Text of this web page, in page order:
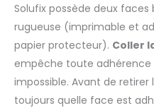
Solufix possède deux
rugueuse (imprimable et
papier protecteur). Coller
empêche toute
impossible. Avant de
toujours quelle face est